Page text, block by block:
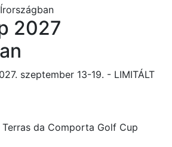
2027
szeptember 13-19. - LIMITÁLT